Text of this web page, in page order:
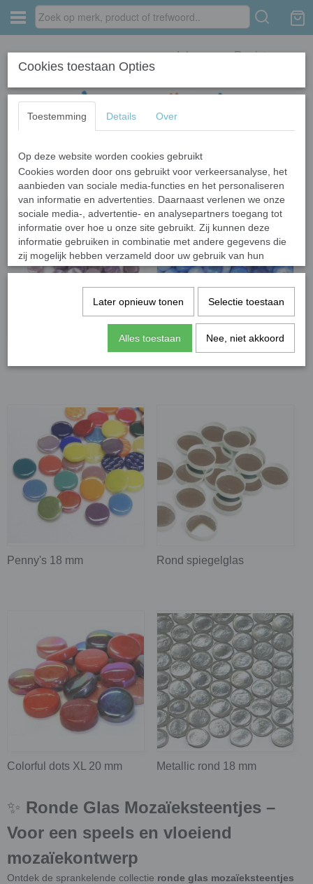
Inloggen Registreren
Home › Glas › Glas Rond
Mini colorful dots 8 mm Colorful dots 12 mm
Penny's 18 mm Rond spiegelglas
Colorful dots XL 20 mm Metallic rond 18 mm
✨ Ronde Glas Mozaïeksteentjes –
Voor een speels en vloeiend
mozaïekontwerp
Ontdek de sprankelende collectie ronde glas mozaïeksteentjes
Cookies toestaan Opties
Toestemming Details Over
Op deze website worden cookies gebruikt
Cookies worden door ons gebruikt voor verkeersanalyse, het
aanbieden van sociale media-functies en het personaliseren
van informatie en advertenties. Daarnaast verlenen we onze
sociale media-, advertentie- en analysepartners toegang tot
informatie over hoe u onze site gebruikt. Zij kunnen deze
informatie gebruiken in combinatie met andere gegevens die
zij mogelijk hebben verzameld door uw gebruik van hun
diensten of die u hen hebt verstrekt.
Later opnieuw tonen Selectie toestaan
Alles toestaan Nee, niet akkoord